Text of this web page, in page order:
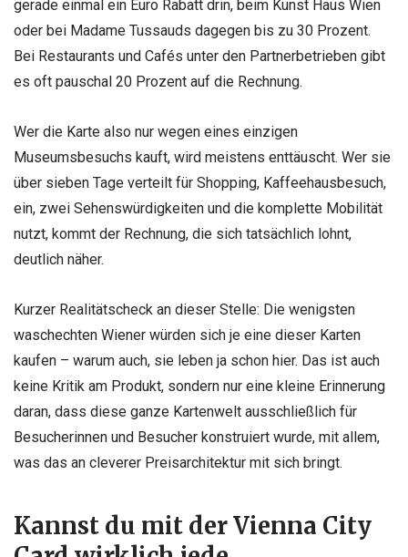
gerade einmal ein Euro Rabatt drin, beim Kunst Haus Wien
oder bei Madame Tussauds dagegen bis zu 30 Prozent.
Bei Restaurants und Cafés unter den Partnerbetrieben gibt
es oft pauschal 20 Prozent auf die Rechnung.
Wer die Karte also nur wegen eines einzigen
Museumsbesuchs kauft, wird meistens enttäuscht. Wer sie
über sieben Tage verteilt für Shopping, Kaffeehausbesuch,
ein, zwei Sehenswürdigkeiten und die komplette Mobilität
nutzt, kommt der Rechnung, die sich tatsächlich lohnt,
deutlich näher.
Kurzer Realitätscheck an dieser Stelle: Die wenigsten
waschechten Wiener würden sich je eine dieser Karten
kaufen – warum auch, sie leben ja schon hier. Das ist auch
keine Kritik am Produkt, sondern nur eine kleine Erinnerung
daran, dass diese ganze Kartenwelt ausschließlich für
Besucherinnen und Besucher konstruiert wurde, mit allem,
was das an cleverer Preisarchitektur mit sich bringt.
Kannst du mit der Vienna City